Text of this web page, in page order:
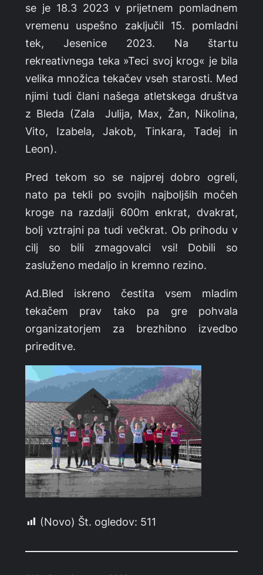
se je 18.3 2023 v prijetnem pomladnem
vremenu uspešno zaključil 15. pomladni
tek, Jesenice 2023. Na štartu
rekreativnega teka »Teci svoj krog« je bila
velika množica tekačev vseh starosti. Med
njimi tudi člani našega atletskega društva
z Bleda (Zala Julija, Max, Žan, Nikolina,
Vito, Izabela, Jakob, Tinkara, Tadej in
Leon).
Pred tekom so se najprej dobro ogreli,
nato pa tekli po svojih najboljših močeh
kroge na razdalji 600m enkrat, dvakrat,
bolj vztrajni pa tudi večkrat. Ob prihodu v
cilj so bili zmagovalci vsi! Dobili so
zasluženo medaljo in kremno rezino.
Ad.Bled iskreno čestita vsem mladim
tekačem prav tako pa gre pohvala
organizatorjem za brezhibno izvedbo
prireditve.
(Novo) Št. ogledov: 511